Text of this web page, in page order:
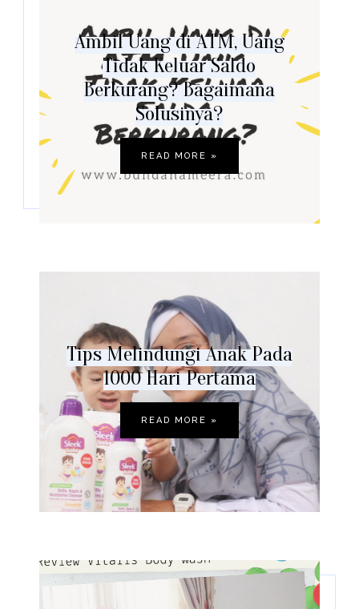
Ambil Uang di ATM, Uang
Tidak Keluar Saldo
Berkurang? Bagaimana
Solusinya?
READ MORE »
Tips Melindungi Anak Pada
1000 Hari Pertama
READ MORE »